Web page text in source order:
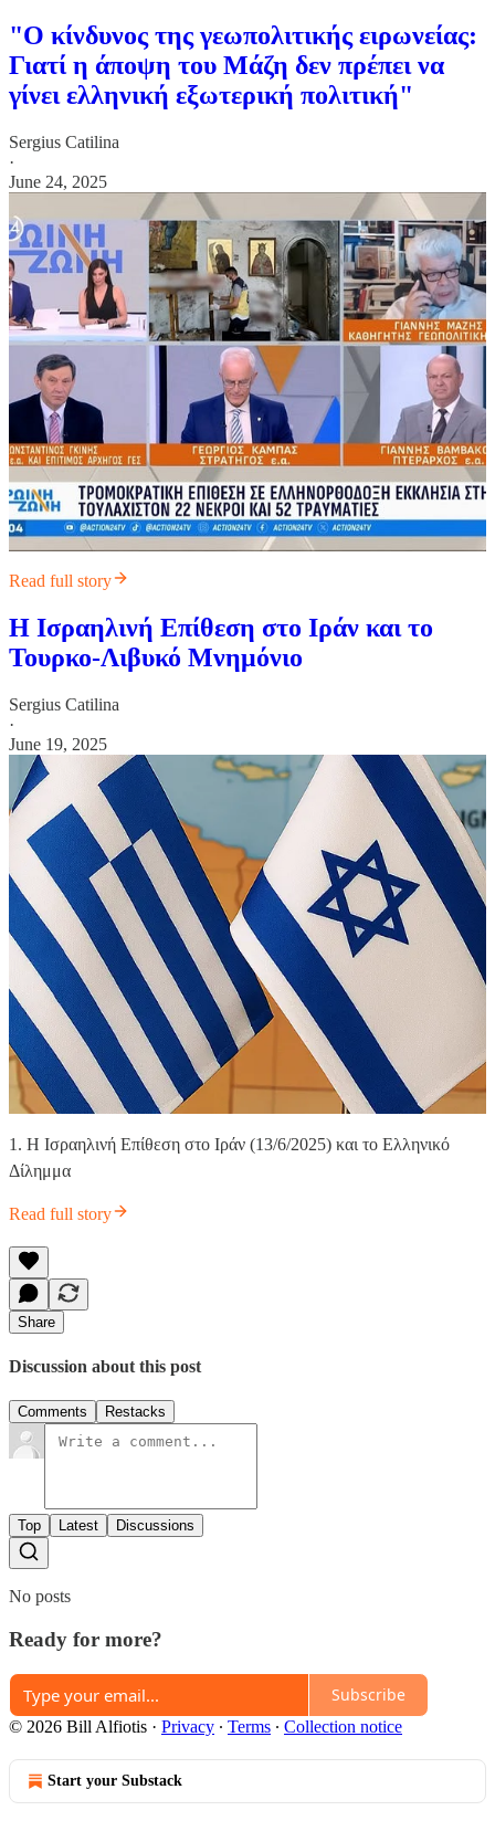
"Ο κίνδυνος της γεωπολιτικής ειρωνείας:
Γιατί η άποψη του Μάζη δεν πρέπει να
γίνει ελληνική εξωτερική πολιτική"
Sergius Catilina
·
June 24, 2025
Read full story
Η Ισραηλινή Επίθεση στο Ιράν και το
Τουρκο-Λιβυκό Μνημόνιο
Sergius Catilina
·
June 19, 2025
1. Η Ισραηλινή Επίθεση στο Ιράν (13/6/2025) και το Ελληνικό
Δίλημμα
Read full story
Share
Discussion about this post
Comments Restacks
Top Latest Discussions
No posts
Ready for more?
Subscribe
© 2026 Bill Alfiotis · Privacy ∙ Terms ∙ Collection notice
Start your Substack